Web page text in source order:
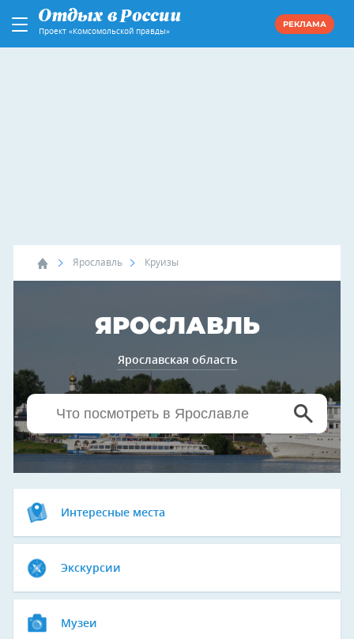
Проект «Комсомольской правды»
РЕКЛАМА
Ярославль Круизы
ЯРОСЛАВЛЬ
Ярославская область
Интересные места
Экскурсии
Музеи